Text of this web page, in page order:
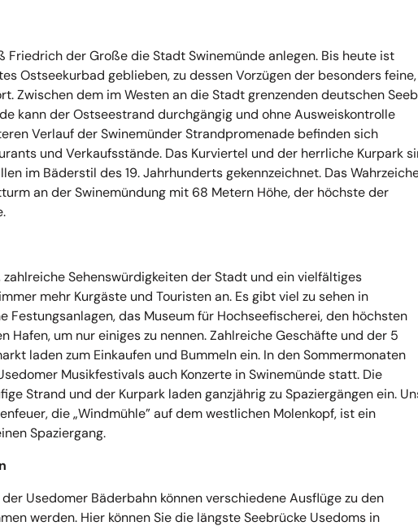
Friedrich der Große die Stadt Swinemünde anlegen. Bis heute ist
Ostseekurbad geblieben, zu dessen Vorzügen der besonders feine,
Zwischen dem im Westen an die Stadt grenzenden deutschen
kann der Ostseestrand durchgängig und ohne Ausweiskontrolle
Verlauf der Swinemünder Strandpromenade befinden sich
und Verkaufsstände. Das Kurviertel und der herrliche Kurpark
im Bäderstil des 19. Jahrhunderts gekennzeichnet. Das
an der Swinemündung mit 68 Metern Höhe, der höchste der
Sehenswürdigkeiten der Stadt und ein vielfältiges
mehr Kurgäste und Touristen an. Es gibt viel zu sehen in
Festungsanlagen, das Museum für Hochseefischerei, den höchsten
Hafen, um nur einiges zu nennen. Zahlreiche Geschäfte und der 5
laden zum Einkaufen und Bummeln ein. In den Sommermonaten
Musikfestivals auch Konzerte in Swinemünde statt. Die
Strand und der Kurpark laden ganzjährig zu Spaziergängen ein.
die „Windmühle” auf dem westlichen Molenkopf, ist ein
Spaziergang.
Usedomer Bäderbahn können verschiedene Ausflüge zu den
werden. Hier können Sie die längste Seebrücke Usedoms in